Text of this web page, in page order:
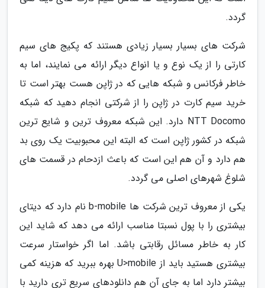
گردد.
شرکت های بسیار بسیار زیادی هستند که پکیج های سیم
کارتی را از یک نوع و یا انواع دیگر ارائه می نمایند، اما به
خاطر فرکانس و شبکه هایی که در ژاپن هست بهتر است تا
خرید سیم کارت در ژاپن را از شرکتی انجام دهید که شبکه
NTT Docomo دارد. این شبکه معروف ترین و شایع ترین
شبکه در کشور ژاپن است که البته این محبوبیت یک روی بد
هم دارد و آن هم این است که باعث ازدحام در قسمت های
شلوغ شهرهای اصلی می گردد.
یکی از معروف ترین شرکت ها b-mobile نام دارد که دیتای
بیشتری را با پول نسبتا مناسب ارائه می دهد که شاید این
کار به خاطر مسائل رقابتی باشد. اما اگر خواستار سرعت
بیشتری هستید باید از U>mobile بهره ببرید که هزینه کمی
بیشتر دارد اما به جای آن هم دانلودهای سریع تری دارید با